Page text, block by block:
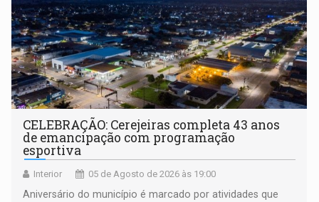
CELEBRAÇÃO: Cerejeiras completa 43 anos
de emancipação com programação
esportiva
Interior 05 de Agosto de 2026 às 19:00
Aniversário do município é marcado por atividades que